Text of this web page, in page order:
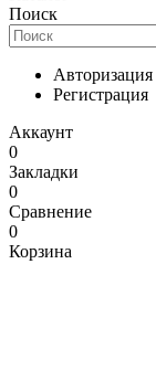
Поиск
Авторизация
Регистрация
Аккаунт
0
Закладки
0
Сравнение
0
Корзина